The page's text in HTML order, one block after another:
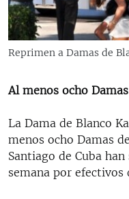
RADIO MARTÍ
ESPECIALES
ESPECIALES
LA REALIDAD DE LA
KENTU-CUBANO
LOS SANTOS DE
MULTIMEDIA
EDITORIALES
SÍGUENOS
Reprimen a Damas de
Al menos ocho
La Dama de Blanco
menos ocho Damas
Santiago de Cuba
semana por efectivos